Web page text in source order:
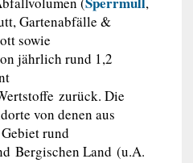
Gartenabfälle &
sowie
jährlich rund 1,2
zurück. Die
von denen aus
rund
Bergischen Land (u.A.